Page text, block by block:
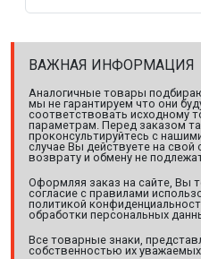
ВАЖНАЯ ИНФОРМАЦИЯ
Аналогичные товары
мы не гарантируем что они
соответствовать исходному
параметрам. Перед заказом
проконсультируйтесь с
случае Вы действуете на свой
возврату и обмену не
Оформляя заказ на сайте, Вы
согласие с правилами
политикой
обработки персональных
Все товарные знаки,
собственностью их